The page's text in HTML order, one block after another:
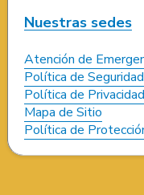
Nuestras sedes
Atención de
Política de
Política de
Mapa de Sitio
Política de